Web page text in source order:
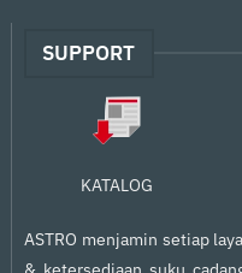
SUPPORT
KATALOG
ASTRO menjamin setiap